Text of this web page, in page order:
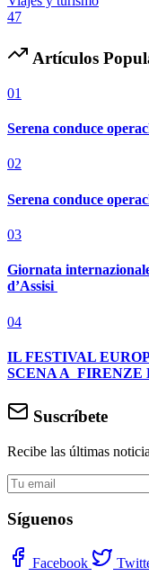
47
Artículos
01
Serena conduce
02
Serena conduce
03
Giornata
d’Assisi
04
IL FESTIVAL
SCENA A FIRENZE
Suscríbete
Recibe las últimas
Síguenos
Facebook